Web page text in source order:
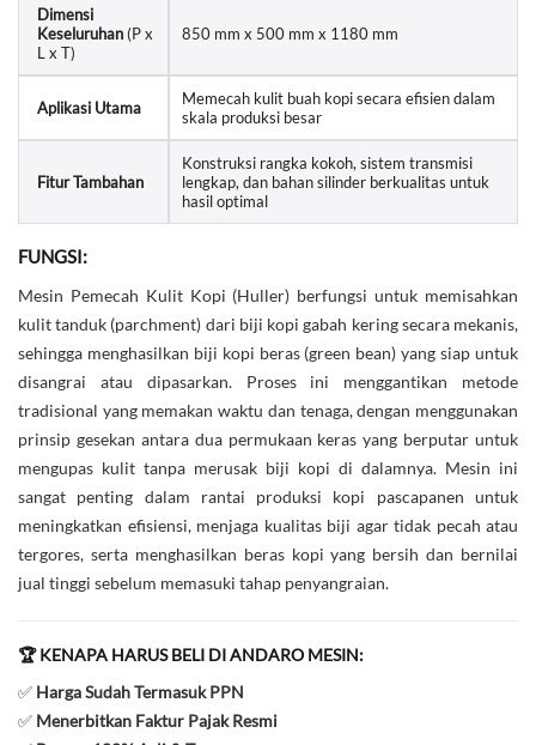
Dimensi
Keseluruhan (P x
L x T)
850 mm x 500 mm x 1180 mm
Aplikasi Utama
Memecah kulit buah kopi secara efisien dalam
skala produksi besar
Fitur Tambahan
Konstruksi rangka kokoh, sistem transmisi
lengkap, dan bahan silinder berkualitas untuk
hasil optimal
FUNGSI:
Mesin Pemecah Kulit Kopi (Huller) berfungsi untuk memisahkan
kulit tanduk (parchment) dari biji kopi gabah kering secara mekanis,
sehingga menghasilkan biji kopi beras (green bean) yang siap untuk
disangrai atau dipasarkan. Proses ini menggantikan metode
tradisional yang memakan waktu dan tenaga, dengan menggunakan
prinsip gesekan antara dua permukaan keras yang berputar untuk
mengupas kulit tanpa merusak biji kopi di dalamnya. Mesin ini
sangat penting dalam rantai produksi kopi pascapanen untuk
meningkatkan efisiensi, menjaga kualitas biji agar tidak pecah atau
tergores, serta menghasilkan beras kopi yang bersih dan bernilai
jual tinggi sebelum memasuki tahap penyangraian.
🏆 KENAPA HARUS BELI DI ANDARO MESIN:
✅ Harga Sudah Termasuk PPN
✅ Menerbitkan Faktur Pajak Resmi